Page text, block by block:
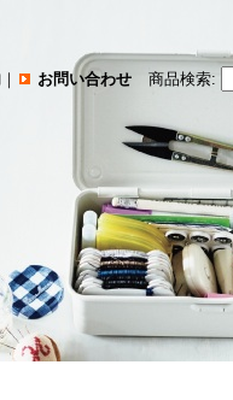
｜ お問い合わせ 商品検索: